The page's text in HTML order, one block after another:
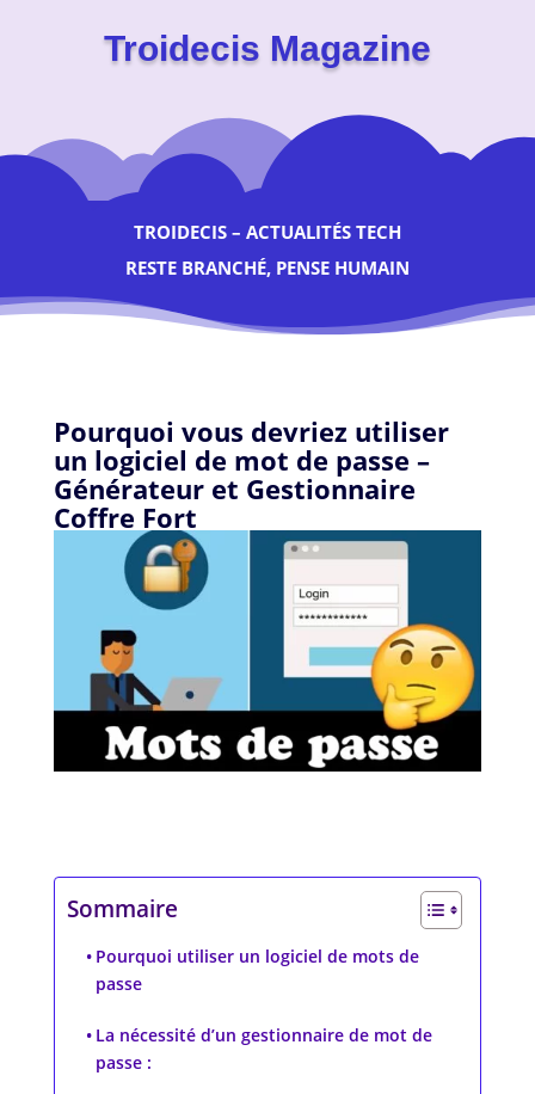
Troidecis Magazine
TROIDECIS – ACTUALITÉS TECH
RESTE BRANCHÉ, PENSE HUMAIN
Pourquoi vous devriez utiliser
un logiciel de mot de passe –
Générateur et Gestionnaire
Coffre Fort
Sommaire
Pourquoi utiliser un logiciel de mots de
passe
La nécessité d’un gestionnaire de mot de
passe :